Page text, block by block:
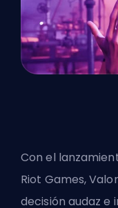
Con el
Riot Games,
decisión audaz e